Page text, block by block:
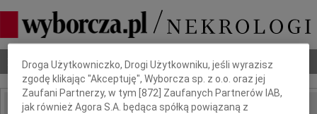
Nekrologi Odeszli Poradnik pogrzebowy
Dbamy o Twoją prywatność
Droga Użytkowniczko, Drogi Użytkowniku, jeśli wyrazisz
zgodę klikając "Akceptuję", Wyborcza sp. z o.o. oraz jej
Zaufani Partnerzy, w tym [872 ] Zaufanych Partnerów IAB,
jak również Agora S.A. będąca spółką powiązaną z